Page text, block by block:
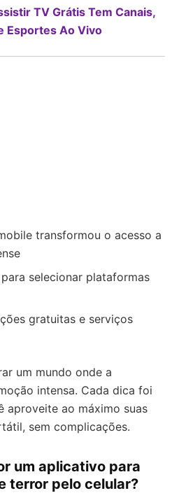
TV Grátis Tem Canais,
Esportes Ao Vivo
transformou o acesso a
selecionar plataformas
gratuitas e serviços
um mundo onde a
intensa. Cada dica foi
aproveite ao máximo suas
sem complicações.
um aplicativo para
terror pelo celular?